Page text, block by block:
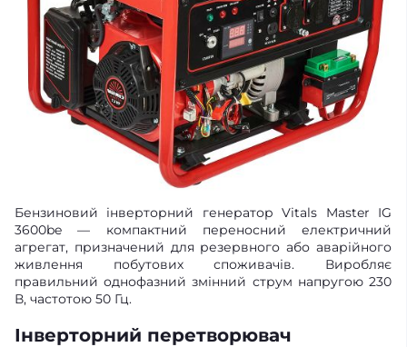
Бензиновий інверторний генератор Vitals Master IG
3600be — компактний переносний електричний
агрегат, призначений для резервного або аварійного
живлення побутових споживачів. Виробляє
правильний однофазний змінний струм напругою 230
В, частотою 50 Гц.
Інверторний перетворювач